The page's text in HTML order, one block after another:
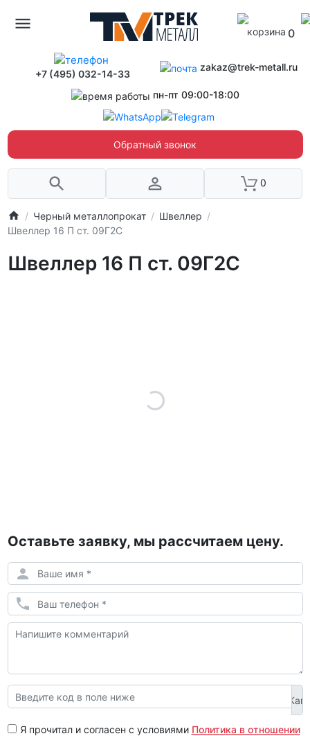
0
+7 (495) 032-14-33
zakaz@trek-metall.ru
пн-пт 09:00-18:00
Обратный звонок
0
Черный металлопрокат
Швеллер
Швеллер 16 П ст. 09Г2С
Швеллер 16 П ст. 09Г2С
Оставьте заявку, мы рассчитаем цену.
Я прочитал и согласен с условиями Политика в отношении